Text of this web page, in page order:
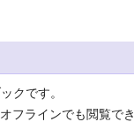
クです。
フラインでも閲覧で